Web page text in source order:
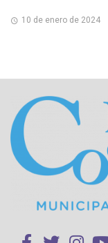
10 de enero de 2024